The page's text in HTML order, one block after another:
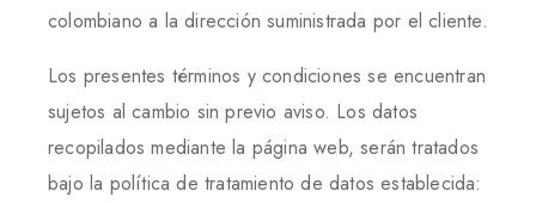
colombiano a la dirección suministrada por el cliente.
Los presentes términos y condiciones se encuentran
sujetos al cambio sin previo aviso. Los datos
recopilados mediante la página web, serán tratados
bajo la política de tratamiento de datos establecida: